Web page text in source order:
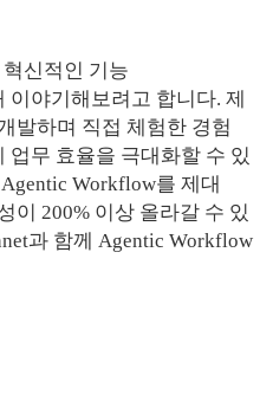
혁신적인 기능
이야기해보려고 합니다. 제
발하며 직접 체험한 경험
업무 효율을 극대화할 수 있
Workflow를 제대
이 200% 이상 올라갈 수 있
과 함께 Agentic Workflow